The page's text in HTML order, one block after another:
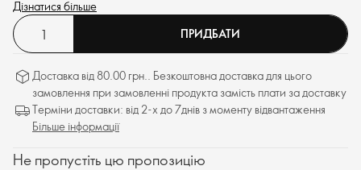
Дізнатися більше
ПРИДБАТИ
Доставка від 80.00 грн.. Безкоштовна доставка для цього
замовлення при замовленні продукта замість плати за доставку
Терміни доставки: від 2-х до 7днів з моменту відвантаження
Більше інформації
Не пропустіть цю пропозицію